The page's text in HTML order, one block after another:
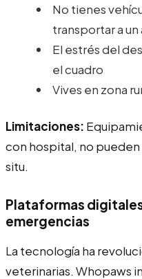
No tienes
transportar a
El estrés del
el cuadro
Vives en zona
Limitaciones:
con hospital, no pueden
situ.
Plataformas
emergencias
La tecnología ha
veterinarias. Whopaws